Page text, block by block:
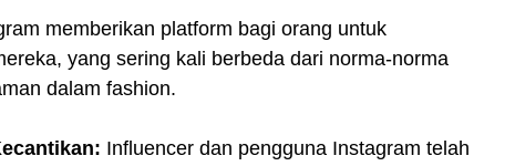
memberikan platform bagi orang untuk
yang sering kali berbeda dari norma-norma
dalam fashion.
Influencer dan pengguna Instagram telah